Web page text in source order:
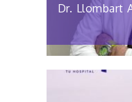
Dr. Llombart